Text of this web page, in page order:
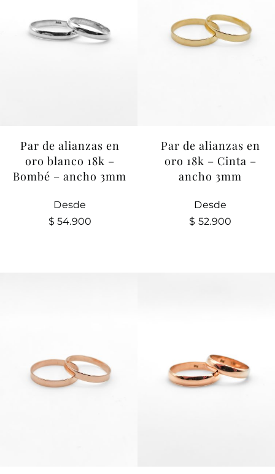
Par de alianzas en
oro blanco 18k –
Bombé – ancho 3mm
Desde
$ 54.900
Par de alianzas en
oro 18k – Cinta –
ancho 3mm
Desde
$ 52.900